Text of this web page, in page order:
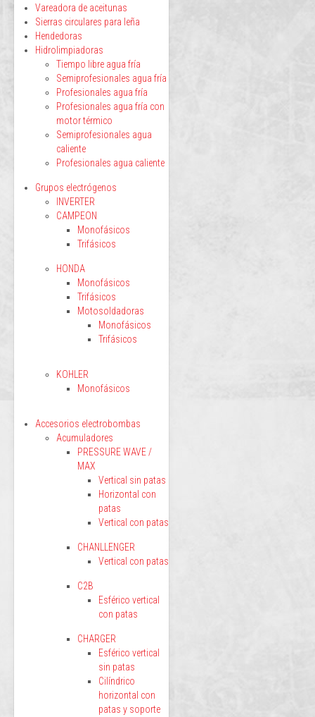
Vareadora de aceitunas
Sierras circulares para leña
Hendedoras
Hidrolimpiadoras
Tiempo libre agua fría
Semiprofesionales agua fría
Profesionales agua fría
Profesionales agua fría con
motor térmico
Semiprofesionales agua
caliente
Profesionales agua caliente
Grupos electrógenos
INVERTER
CAMPEON
Monofásicos
Trifásicos
HONDA
Monofásicos
Trifásicos
Motosoldadoras
Monofásicos
Trifásicos
KOHLER
Monofásicos
Accesorios electrobombas
Acumuladores
PRESSURE WAVE /
MAX
Vertical sin patas
Horizontal con
patas
Vertical con patas
CHANLLENGER
Vertical con patas
C2B
Esférico vertical
con patas
CHARGER
Esférico vertical
sin patas
Cilíndrico
horizontal con
patas y soporte